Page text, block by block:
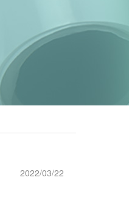
2022/03/22